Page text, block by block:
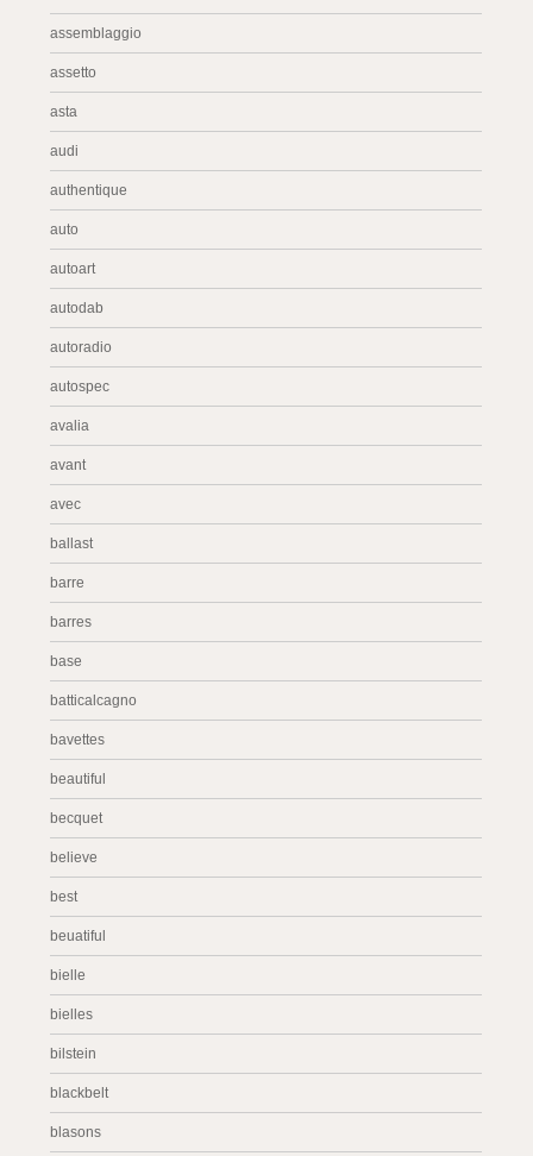
assemblaggio
assetto
asta
audi
authentique
auto
autoart
autodab
autoradio
autospec
avalia
avant
avec
ballast
barre
barres
base
batticalcagno
bavettes
beautiful
becquet
believe
best
beuatiful
bielle
bielles
bilstein
blackbelt
blasons